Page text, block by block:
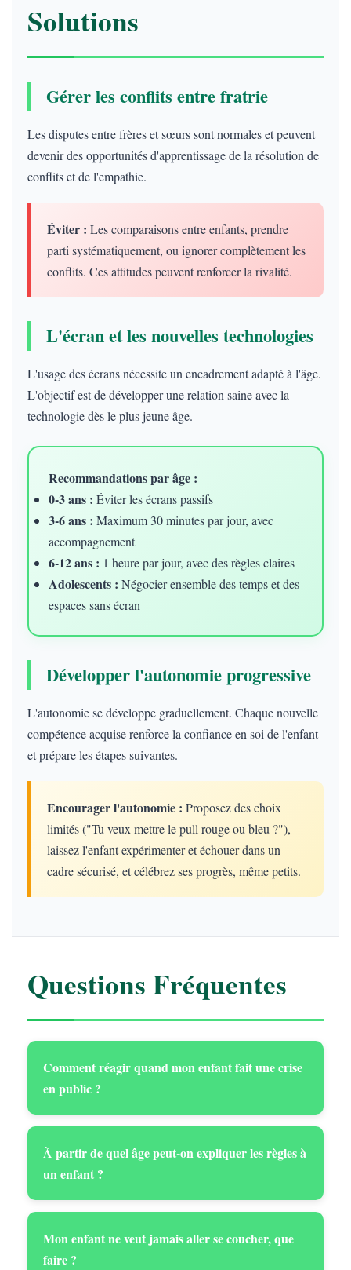
Solutions
Gérer les conflits entre fratrie
Les disputes entre frères et sœurs sont normales et peuvent
devenir des opportunités d'apprentissage de la résolution de
conflits et de l'empathie.
Éviter : Les comparaisons entre enfants, prendre
parti systématiquement, ou ignorer complètement les
conflits. Ces attitudes peuvent renforcer la rivalité.
L'écran et les nouvelles technologies
L'usage des écrans nécessite un encadrement adapté à l'âge.
L'objectif est de développer une relation saine avec la
technologie dès le plus jeune âge.
Recommandations par âge :
0-3 ans : Éviter les écrans passifs
3-6 ans : Maximum 30 minutes par jour, avec
accompagnement
6-12 ans : 1 heure par jour, avec des règles claires
Adolescents : Négocier ensemble des temps et des
espaces sans écran
Développer l'autonomie progressive
L'autonomie se développe graduellement. Chaque nouvelle
compétence acquise renforce la confiance en soi de l'enfant
et prépare les étapes suivantes.
Encourager l'autonomie : Proposez des choix
limités ("Tu veux mettre le pull rouge ou bleu ?"),
laissez l'enfant expérimenter et échouer dans un
cadre sécurisé, et célébrez ses progrès, même petits.
Questions Fréquentes
Comment réagir quand mon enfant fait une crise
en public ?
À partir de quel âge peut-on expliquer les règles à
un enfant ?
Mon enfant ne veut jamais aller se coucher, que
faire ?